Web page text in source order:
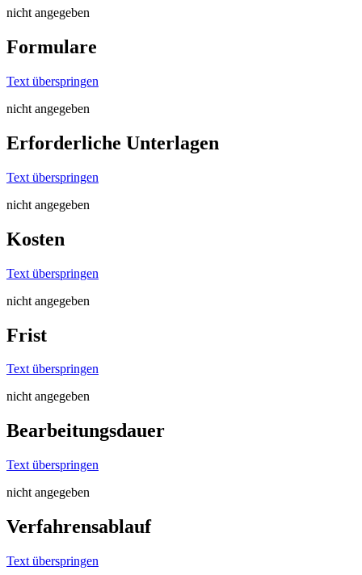
nicht angegeben
Formulare
Text überspringen
nicht angegeben
Erforderliche Unterlagen
Text überspringen
nicht angegeben
Kosten
Text überspringen
nicht angegeben
Frist
Text überspringen
nicht angegeben
Bearbeitungsdauer
Text überspringen
nicht angegeben
Verfahrensablauf
Text überspringen